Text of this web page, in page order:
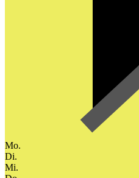
Mo.
Di.
Mi.